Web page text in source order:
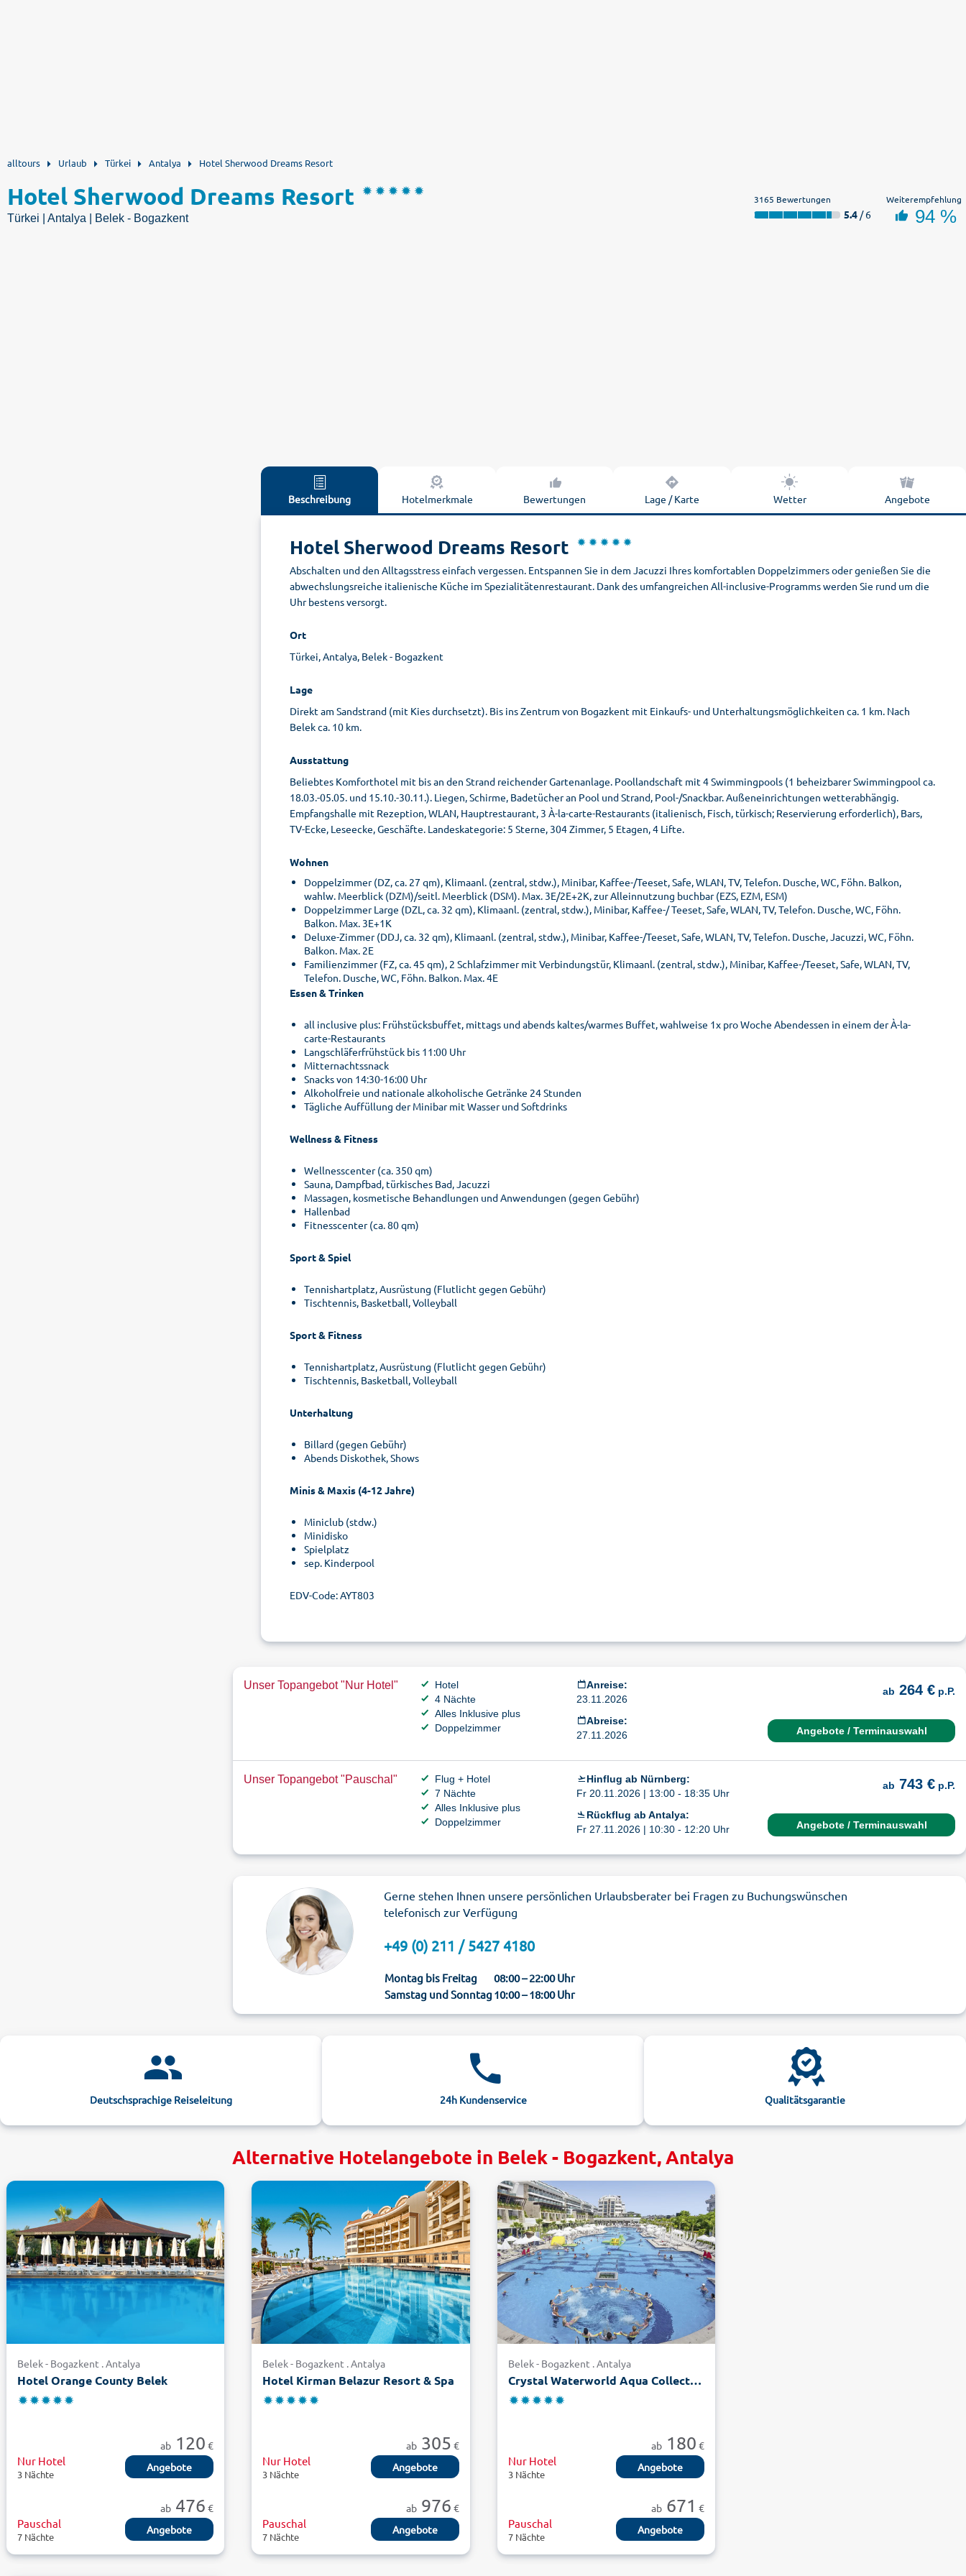
alltours Urlaub Türkei Antalya Hotel Sherwood Dreams Resort
Hotel Sherwood Dreams Resort
Türkei | Antalya | Belek - Bogazkent
3165 Bewertungen
5.4 / 6
Weiterempfehlung
94 %
Beschreibung Hotelmerkmale Bewertungen Lage / Karte Wetter Angebote
Hotel Sherwood Dreams Resort
Abschalten und den Alltagsstress einfach vergessen. Entspannen Sie in dem Jacuzzi Ihres komfortablen Doppelzimmers oder genießen Sie die
abwechslungsreiche italienische Küche im Spezialitätenrestaurant. Dank des umfangreichen All-inclusive-Programms werden Sie rund um die
Uhr bestens versorgt.
Ort
Türkei, Antalya, Belek - Bogazkent
Lage
Direkt am Sandstrand (mit Kies durchsetzt). Bis ins Zentrum von Bogazkent mit Einkaufs- und Unterhaltungsmöglichkeiten ca. 1 km. Nach
Belek ca. 10 km.
Ausstattung
Beliebtes Komforthotel mit bis an den Strand reichender Gartenanlage. Poollandschaft mit 4 Swimmingpools (1 beheizbarer Swimmingpool ca.
18.03.-05.05. und 15.10.-30.11.). Liegen, Schirme, Badetücher an Pool und Strand, Pool-/Snackbar. Außeneinrichtungen wetterabhängig.
Empfangshalle mit Rezeption, WLAN, Hauptrestaurant, 3 À-la-carte-Restaurants (italienisch, Fisch, türkisch; Reservierung erforderlich), Bars,
TV-Ecke, Leseecke, Geschäfte. Landeskategorie: 5 Sterne, 304 Zimmer, 5 Etagen, 4 Lifte.
Wohnen
Doppelzimmer (DZ, ca. 27 qm), Klimaanl. (zentral, stdw.), Minibar, Kaffee-/Teeset, Safe, WLAN, TV, Telefon. Dusche, WC, Föhn. Balkon,
wahlw. Meerblick (DZM)/seitl. Meerblick (DSM). Max. 3E/2E+2K, zur Alleinnutzung buchbar (EZS, EZM, ESM)
Doppelzimmer Large (DZL, ca. 32 qm), Klimaanl. (zentral, stdw.), Minibar, Kaffee-/ Teeset, Safe, WLAN, TV, Telefon. Dusche, WC, Föhn.
Balkon. Max. 3E+1K
Deluxe-Zimmer (DDJ, ca. 32 qm), Klimaanl. (zentral, stdw.), Minibar, Kaffee-/Teeset, Safe, WLAN, TV, Telefon. Dusche, Jacuzzi, WC, Föhn.
Balkon. Max. 2E
Familienzimmer (FZ, ca. 45 qm), 2 Schlafzimmer mit Verbindungstür, Klimaanl. (zentral, stdw.), Minibar, Kaffee-/Teeset, Safe, WLAN, TV,
Telefon. Dusche, WC, Föhn. Balkon. Max. 4E
Essen & Trinken
all inclusive plus: Frühstücksbuffet, mittags und abends kaltes/warmes Buffet, wahlweise 1x pro Woche Abendessen in einem der À-la-
carte-Restaurants
Langschläferfrühstück bis 11:00 Uhr
Mitternachtssnack
Snacks von 14:30-16:00 Uhr
Alkoholfreie und nationale alkoholische Getränke 24 Stunden
Tägliche Auffüllung der Minibar mit Wasser und Softdrinks
Wellness & Fitness
Wellnesscenter (ca. 350 qm)
Sauna, Dampfbad, türkisches Bad, Jacuzzi
Massagen, kosmetische Behandlungen und Anwendungen (gegen Gebühr)
Hallenbad
Fitnesscenter (ca. 80 qm)
Sport & Spiel
Tennishartplatz, Ausrüstung (Flutlicht gegen Gebühr)
Tischtennis, Basketball, Volleyball
Sport & Fitness
Tennishartplatz, Ausrüstung (Flutlicht gegen Gebühr)
Tischtennis, Basketball, Volleyball
Unterhaltung
Billard (gegen Gebühr)
Abends Diskothek, Shows
Minis & Maxis (4-12 Jahre)
Miniclub (stdw.)
Minidisko
Spielplatz
sep. Kinderpool
EDV-Code: AYT803
Unser Topangebot "Nur Hotel"
Hotel
4 Nächte
Alles Inklusive plus
Doppelzimmer
Anreise:
23.11.2026
Abreise:
27.11.2026
ab 264 € p.P.
Angebote / Terminauswahl
Unser Topangebot "Pauschal"
Flug + Hotel
7 Nächte
Alles Inklusive plus
Doppelzimmer
Hinflug ab Nürnberg:
Fr 20.11.2026 | 13:00 - 18:35 Uhr
Rückflug ab Antalya:
Fr 27.11.2026 | 10:30 - 12:20 Uhr
ab 743 € p.P.
Angebote / Terminauswahl
Gerne stehen Ihnen unsere persönlichen Urlaubsberater bei Fragen zu Buchungswünschen
telefonisch zur Verfügung
+49 (0) 211 / 5427 4180
Montag bis Freitag
08:00 – 22:00 Uhr
Samstag und Sonntag10:00 – 18:00 Uhr
Deutschsprachige Reiseleitung 24h Kundenservice Qualitätsgarantie
Alternative Hotelangebote in Belek - Bogazkent, Antalya
Belek - Bogazkent . Antalya
Hotel Orange County Belek
ab 120 €
Nur Hotel
3 Nächte
Angebote
ab 476 €
Pauschal
7 Nächte
Angebote
Belek - Bogazkent . Antalya
Hotel Kirman Belazur Resort & Spa
ab305 €
Nur Hotel
3 Nächte
Angebote
ab976 €
Pauschal
7 Nächte
Angebote
Belek - Bogazkent . Antalya
Crystal Waterworld Aqua Collection
ab 180 €
Nur Hotel
3 Nächte
Angebote
ab 671 €
Pauschal
7 Nächte
Angebote